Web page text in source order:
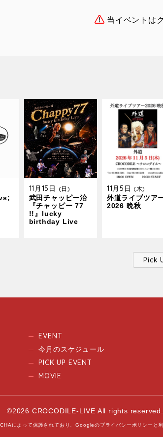
当イベントは
11月15日 (日)
武田チャッピー治
『チャッピー 77
!!』lucky
birthday Live
11月5日 (木)
外道ライブツア
2026 晩秋
Pick
EVENT
今月のスケジュール
PICK UP EVENT
MOVIE
©2026 CROCODILE-LIVE All rights reserved.
によって保護されており、Googleのプライバシーポリシー と